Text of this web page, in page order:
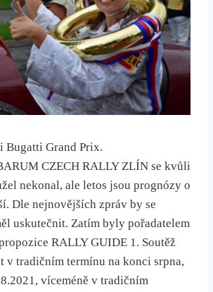
Bugatti Grand Prix.
CZECH RALLY ZLÍN se kvůli
nekonal, ale letos jsou prognózy o
Dle nejnovějších zpráv by se
uskutečnit. Zatím byly pořadatelem
RALLY GUIDE 1. Soutěž
v tradičním termínu na konci srpna,
víceméně v tradičním